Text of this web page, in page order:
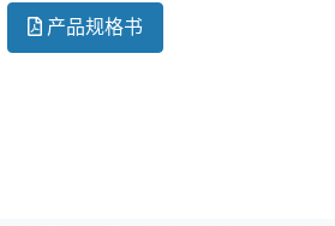
产品规格书